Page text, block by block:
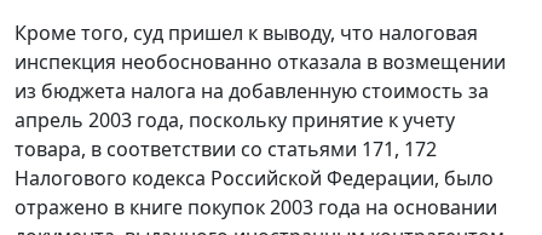
Кроме того, суд пришел к выводу, что налоговая
инспекция необоснованно отказала в возмещении
из бюджета налога на добавленную стоимость за
апрель 2003 года, поскольку принятие к учету
товара, в соответствии со статьями 171, 172
Налогового кодекса Российской Федерации, было
отражено в книге покупок 2003 года на основании